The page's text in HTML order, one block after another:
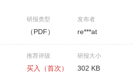
研报类型
（PDF）
发布者
re***at
推荐评级
买入（首次）
研报大小
302 KB